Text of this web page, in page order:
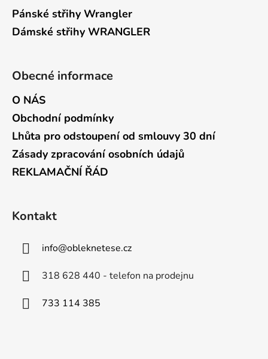
Pánské střihy Wrangler
Dámské střihy WRANGLER
Obecné informace
O NÁS
Obchodní podmínky
Lhůta pro odstoupení od smlouvy 30 dní
Zásady zpracování osobních údajů
REKLAMAČNÍ ŘÁD
Kontakt
info@obleknetese.cz
318 628 440 - telefon na prodejnu
733 114 385